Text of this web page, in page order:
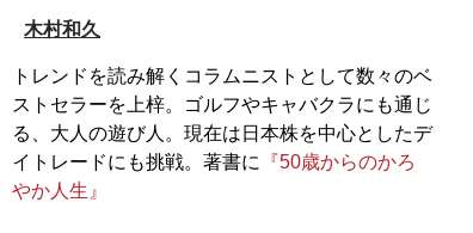
木村和久
トレンドを読み解くコラムニストとして数々のベ
ストセラーを上梓。ゴルフやキャバクラにも通じ
る、大人の遊び人。現在は日本株を中心としたデ
イトレードにも挑戦。著書に
『50歳からのかろ
やか人生』